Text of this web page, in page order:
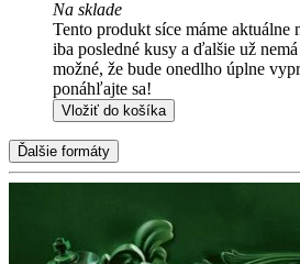
Na sklade
Tento produkt síce máme aktuálne
iba posledné kusy a ďalšie už
možné, že bude onedlho úplne
ponáhľajte sa!
Vložiť do košíka
Ďalšie formáty